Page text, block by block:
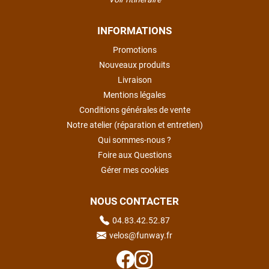
INFORMATIONS
Promotions
Nouveaux produits
Livraison
Mentions légales
Conditions générales de vente
Notre atelier (réparation et entretien)
Qui sommes-nous ?
Foire aux Questions
Gérer mes cookies
NOUS CONTACTER
04.83.42.52.87
velos@funway.fr